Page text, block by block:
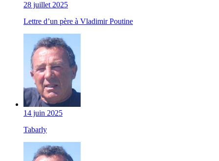
28 juillet 2025
Lettre d’un père à Vladimir Poutine
14 juin 2025
Tabarly